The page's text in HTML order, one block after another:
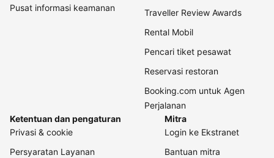
Pusat informasi keamanan
Traveller Review Awards
Rental Mobil
Pencari tiket pesawat
Reservasi restoran
Booking.com untuk Agen
Perjalanan
Ketentuan dan pengaturan
Privasi & cookie
Persyaratan Layanan
Mitra
Login ke Ekstranet
Bantuan mitra